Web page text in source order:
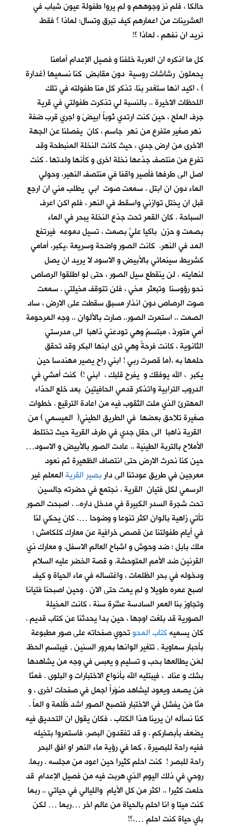
حالكا ، فلم نرَ وجوههم و لم يروا طفولة عيون شباب في
العشرينات من اعمارهم كيف تبرق وتسال: لماذا ؟ فقط
نريد ان نفهم ، لماذا ؟!
كل ما اذكره ان العربة خلفنا و فصيل الإعدام أمامنا
يحملون رشاشات روسية دون مقابض كنا نسميها (غدارة
) ، اكيد انها ستغدر بنا. تذكر كل منا طفولته في تلك
اللحظات الاخيرة .. بالنسبة لي تذكرت طفولتي في قرية
جرف الملح، حين كنت ارتدي ثوباً ابيضَ و اجري قرب ضفة
نهر صغير متفرع من نهر جاسم ، كان يفصلنا عن الجهة
الاخرى من ارض جدي ، حيث كانت النخلة المنبطحة وقد
تفرع من منتصف جذعها نخلة اخرى و كأنها ولدتها . كنت
اصل الى طرفها فأصير واقفا في منتصف النهير، وحولي
الماء دون ان ابتل . سمعت صوت ابي يطلب مني ان ارجع
قبل ان يختل توازني واسقط في النهر ، فلم اكن اعرف
السباحة . كان القمر تحت جذع النخلة يبحر في الماء
بصمت و حزن باكيا عليَّ بصمت ، تسيل دموعه فيرتفع
المد في النهر. كانت الصور واضحة وسريعة ،يكبر، أمامي
كشريط سينمائي بالأبيض و الاسود لا يريد ان يصل
لنهايته . لن ينقطع سيل الصور ، حتى لو اطلقوا الرصاص
نحو رؤوسنا وتبعثر مخي ، فلن تتوقف مخيلتي . سمعت
صوت الرصاص دون انذار مسبق سقطت على الارض ، ساد
الصمت .. استمرت الصور.. صارت بالألوان .. وجه المرحومة
أمي متوردٌ ، مبتسمٌ وهي تودعني ذاهبا الى مدرستي
الثانوية ، كانت فرحةً وهي ترى ابنها البكر وقد تحقق
حلمها به ،(ما قصرت ربي ! ابني راح يصير مهندسا حين
يكبر ، الله يوفقك و يفرح قلبك ، ابني !) كنت أمشي في
الدروب الترابية واتذكر قدمي الحافيتين بعد خلع الحذاء
المهترئ الذي ملت الثقوب فيه من اعادة الترقيع . خطوات
صغيرة تلاحق بعضها في الطريق الطيني( الميسمي ) من
القرية ذاهبا الى حقل جدي في طرف القرية حيث تختلط
الأملاح بالتربة الطينية .. عادت الصور بالأبيض و الاسود…
حين كنا نحرث الارض حتى انتصاف الظهيرة ثم نعود
معرجين في طريق عودتنا الى داربصير القريةالمعلم غير
الرسمي لكل فتيان القرية . نجتمع في حضرته جالسين
تحت شجرة السدر الكبيرة في مدخل داره.. . اصبحت الصور
تأتي زاهية بالوان اكثر تنوعا و وضوحا …. كان يحكي لنا
في أيام طفولتنا عن قصص خرافية عن معارك كلكامش ؛
ملك بابل ؛ ضد وحوش و اشباح العالم الاسفل. و معارك ذي
القرنين ضد الأمم المتوحشة. و قصة الخضر عليه السلام
ودخوله في بحر الظلمات ، واغتساله في ماء الحياة و كيف
اصبح عمره طويلا و لم يمت حتى الان . وحين اصبحنا فتيانا
وتجاوز بنا العمر السادسة عشْرة سنة ، كانت المخيلة
الصورية قد بلغت اوجها ، حين بدا يحدثنا عن كتاب قديم .
كان يسميهكتاب المحوتحوي صفحاته على صور مطبوعة
بأحبار سماوية , تتغير الوانها بمرور السنين , فيبتسم الحظ
لِمَن يطالعها بحب و تسليم و يعبس في وجه من يشاهدها
بشك و عناد ، فيبتليه الله بأنواع الاختبارات و البلوى . فمنَّا
مَن يصمد ويعود ليشاهد صُوَراً اجمل في صفحات اخرى ، و
منَّا مَن يفشل في الاختبار فتصبح الصور اشد ظُلمة و الماً .
كنا نسأله ان يرينا هذا الكتاب . فكان يقول ان التحديق فيه
يضعف بأبصاركم ، و قد تفقدون البصر. فاستمروا بتخيله
ففيه راحة للبصيرة ، كما في رؤية ماء النهر او افق البحر
راحة للبصر ! كنت احلم كثيرا حين اعود من مجلسه . ربما.
روحي في ذلك اليوم الذي هربت فيه من فصيل الإعدام قد
حلمت كثيرا .. اكثر من كل الأيام والليالي في حياتي .. ربما
كنت ميتا و انا احلم بالحياة من عالم اخر …ربما … لكن
باي حياة كنت احلم ….؟!